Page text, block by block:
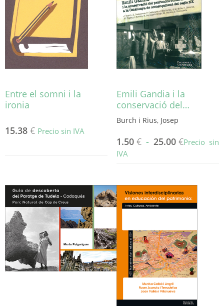
pueden
elegir
en
página
producto
se
pueden
elegir
en
la
página
de
Entre el somni i la
ironia
15.38 € Precio sin IVA
Emili Gandia i la
conservació del…
Burch i Rius, Josep
1.50 €- 25.00 €Precio sin
IVA
tiene
múltiples
opciones
se
pueden
elegir
en
página